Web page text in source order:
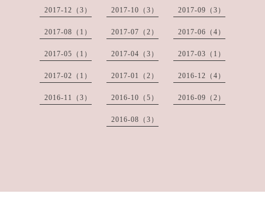
2017-12（3） 2017-10（3） 2017-09（3）
2017-08（1） 2017-07（2） 2017-06（4）
2017-05（1） 2017-04（3） 2017-03（1）
2017-02（1） 2017-01（2） 2016-12（4）
2016-11（3） 2016-10（5） 2016-09（2）
2016-08（3）